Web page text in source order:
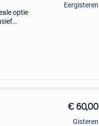
optie
Eergisteren
€ 60,00
Gisteren